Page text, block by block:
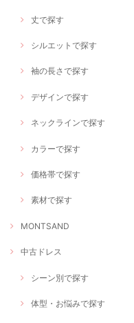
丈で探す
シルエットで探す
袖の長さで探す
デザインで探す
ネックラインで探す
カラーで探す
価格帯で探す
素材で探す
MONTSAND
中古ドレス
シーン別で探す
体型・お悩みで探す